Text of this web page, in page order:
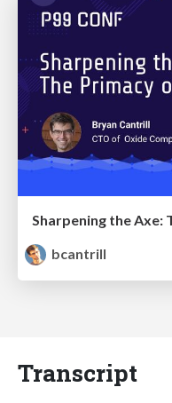
Sharpening the Axe:
bcantrill
Transcript